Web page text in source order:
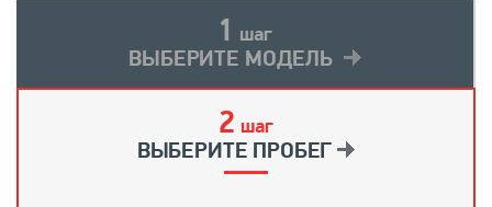
1 шаг
ВЫБЕРИТЕ МОДЕЛЬ
2 шаг
ВЫБЕРИТЕ ПРОБЕГ